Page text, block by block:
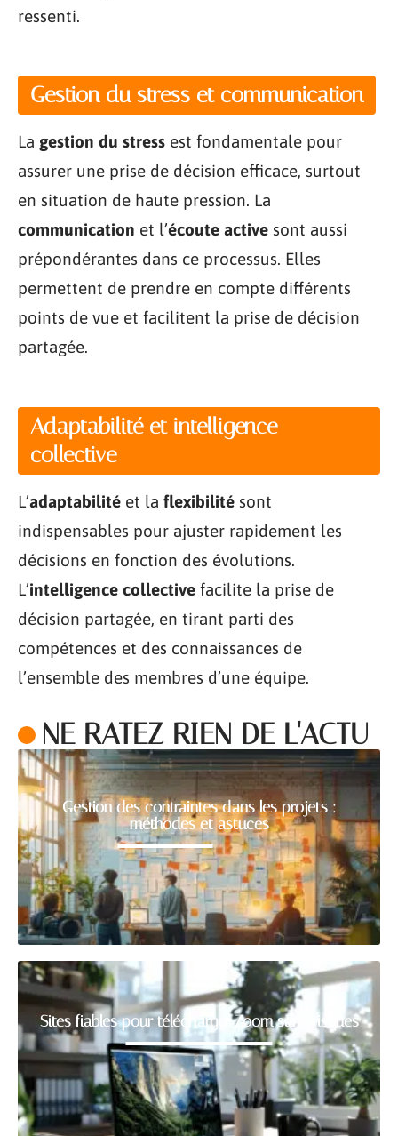
ressenti.
Gestion du stress et communication
La gestion du stress est fondamentale pour
assurer une prise de décision efficace, surtout
en situation de haute pression. La
communication et l’écoute active sont aussi
prépondérantes dans ce processus. Elles
permettent de prendre en compte différents
points de vue et facilitent la prise de décision
partagée.
Adaptabilité et intelligence
collective
L’adaptabilité et la flexibilité sont
indispensables pour ajuster rapidement les
décisions en fonction des évolutions.
L’intelligence collective facilite la prise de
décision partagée, en tirant parti des
compétences et des connaissances de
l’ensemble des membres d’une équipe.
NE RATEZ RIEN DE L'ACTU
Gestion des contraintes dans les projets :
méthodes et astuces
Sites fiables pour télécharger Zoom sans risques